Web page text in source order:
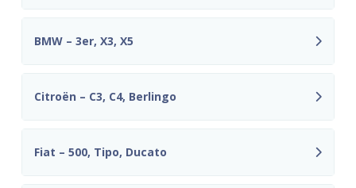
BMW – 3er, X3, X5
Citroën – C3, C4, Berlingo
Fiat – 500, Tipo, Ducato